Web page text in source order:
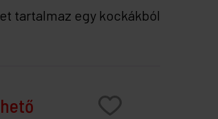
tartalmaz egy kockákból